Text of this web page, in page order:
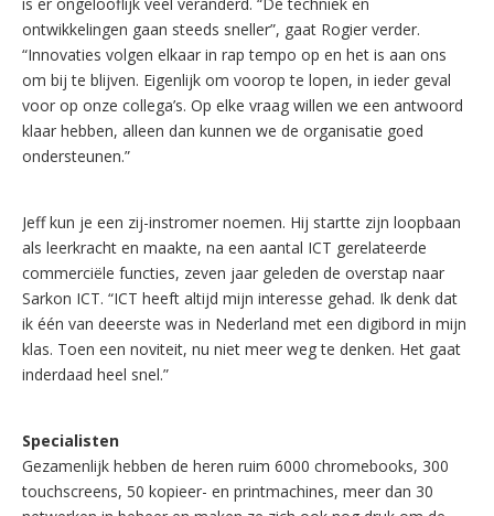
ontwikkelingen gaan steeds sneller”, gaat Rogier verder.
“Innovaties volgen elkaar in rap tempo op en het is aan ons
om bij te blijven. Eigenlijk om voorop te lopen, in ieder geval
voor op onze collega’s. Op elke vraag willen we een antwoord
klaar hebben, alleen dan kunnen we de organisatie goed
ondersteunen.”
Jeff kun je een zij-instromer noemen. Hij startte zijn loopbaan
als leerkracht en maakte, na een aantal ICT gerelateerde
commerciële functies, zeven jaar geleden de overstap naar
Sarkon ICT. “ICT heeft altijd mijn interesse gehad. Ik denk dat
ik één van deeerste was in Nederland met een digibord in mijn
klas. Toen een noviteit, nu niet meer weg te denken. Het gaat
inderdaad heel snel.”
Specialisten
Gezamenlijk hebben de heren ruim 6000 chromebooks, 300
touchscreens, 50 kopieer- en printmachines, meer dan 30